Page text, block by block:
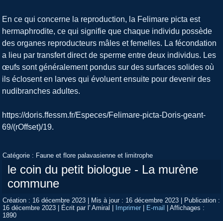
En ce qui concerne la reproduction, la Felimare picta est
hermaphrodite, ce qui signifie que chaque individu possède
des organes reproducteurs mâles et femelles. La fécondation
a lieu par transfert direct de sperme entre deux individus. Les
œufs sont généralement pondus sur des surfaces solides où
ils éclosent en larves qui évoluent ensuite pour devenir des
nudibranches adultes.
https://doris.ffessm.fr/Especes/Felimare-picta-Doris-geant-
69/(rOffset)/19.
Catégorie : Faune et flore palavasienne et limitrophe
le coin du petit biologue - La murène
commune
Création : 16 décembre 2023 | Mis à jour : 16 décembre 2023 | Publication :
16 décembre 2023 | Écrit par l' Amiral | Imprimer | E-mail |Affichages :
1890